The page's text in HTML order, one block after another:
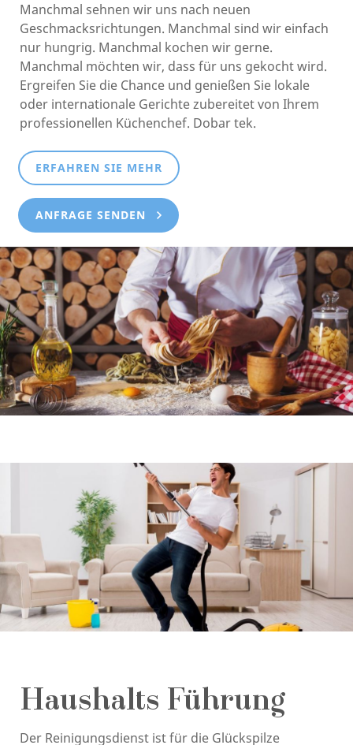
Manchmal sehnen wir uns nach neuen
Geschmacksrichtungen. Manchmal sind wir einfach
nur hungrig. Manchmal kochen wir gerne.
Manchmal möchten wir, dass für uns gekocht wird.
Ergreifen Sie die Chance und genießen Sie lokale
oder internationale Gerichte zubereitet von Ihrem
professionellen Küchenchef. Dobar tek.
ERFAHREN SIE MEHR
ANFRAGE SENDEN
Haushalts Führung
Der Reinigungsdienst ist für die Glückspilze